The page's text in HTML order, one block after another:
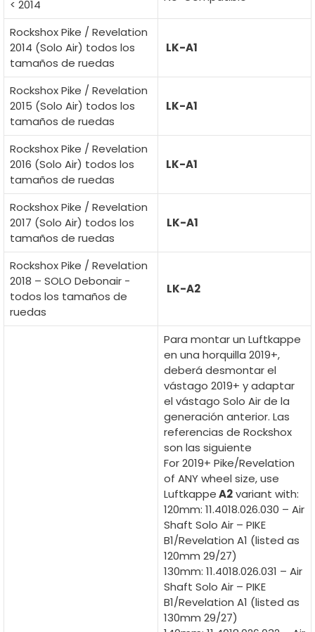
< 2014
Rockshox Pike / Revelation
2014 (Solo Air) todos los
tamaños de ruedas
LK-A1
Rockshox Pike / Revelation
2015 (Solo Air) todos los
tamaños de ruedas
LK-A1
Rockshox Pike / Revelation
2016 (Solo Air) todos los
tamaños de ruedas
LK-A1
Rockshox Pike / Revelation
2017 (Solo Air) todos los
tamaños de ruedas
LK-A1
Rockshox Pike / Revelation
2018 – SOLO Debonair -
todos los tamaños de
ruedas
LK-A2
Para montar un Luftkappe
en una horquilla 2019+,
deberá desmontar el
vástago 2019+ y adaptar
el vástago Solo Air de la
generación anterior. Las
referencias de Rockshox
son las siguiente
For 2019+ Pike/Revelation
of ANY wheel size, use
LuftkappeA2variant with:
120mm: 11.4018.026.030 – Air
Shaft Solo Air – PIKE
B1/Revelation A1 (listed as
120mm 29/27)
130mm: 11.4018.026.031 – Air
Shaft Solo Air – PIKE
B1/Revelation A1 (listed as
130mm 29/27)